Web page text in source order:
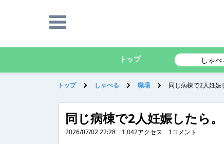
トップ しゃ
トップ しゃべる 職場 同じ病棟で2人妊娠
同じ病棟で2人妊娠したら。
2026/07/02 22:28 1,042アクセス 1コメント